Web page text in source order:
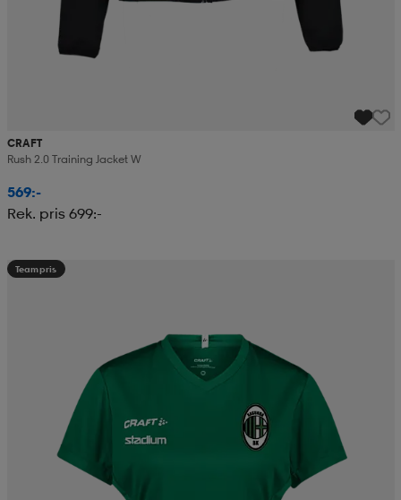
CRAFT
Rush 2.0 Training Jacket W
569:-
Rek. pris 699:-
Teampris